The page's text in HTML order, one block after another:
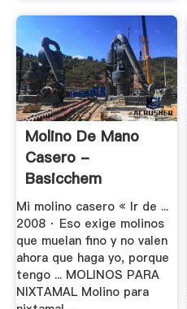
Molino De Mano
Casero -
Basicchem
Mi molino casero « Ir de ...
2008 · Eso exige molinos
que muelan fino y no valen
ahora que haga yo, porque
tengo ... MOLINOS PARA
NIXTAMAL Molino para